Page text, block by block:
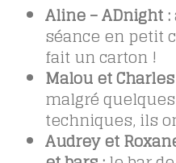
Aline – ADnight :
séance en petit
fait un carton !
Malou et
malgré
techniques, ils
Audrey et